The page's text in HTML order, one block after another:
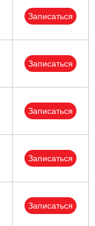
Записаться
Записаться
Записаться
Записаться
Записаться